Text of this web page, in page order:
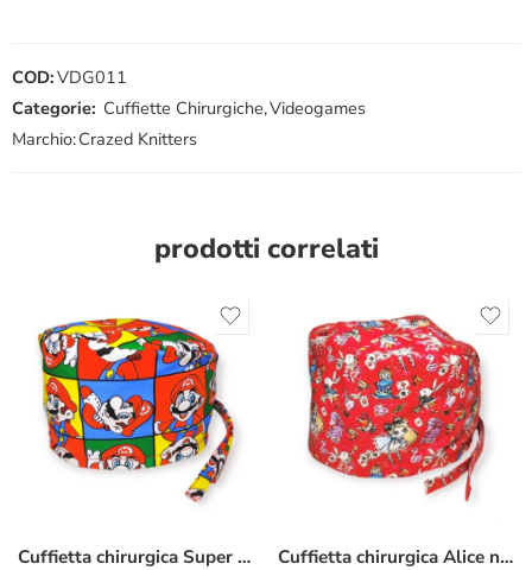
COD:VDG011
Categorie: Cuffiette Chirurgiche,Videogames
Marchio:Crazed Knitters
prodotti correlati
Cuffietta chirurgica Super Mario
Cuffietta chirurgica Alice nel Paese delle Meraviglie rosso